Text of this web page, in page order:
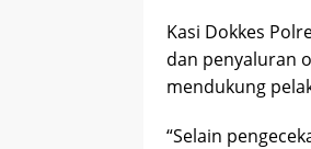
Kasi Dokkes
dan penyaluran
mendukung
“Selain